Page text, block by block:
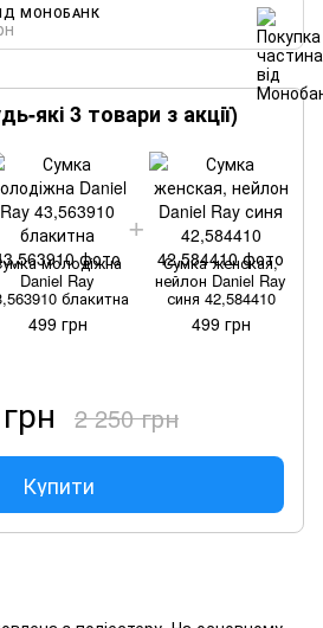
МОНОБАНК
які 3 товари з акції)
молодіжна
Daniel Ray
блакитна
499 грн
Сумка женская,
нейлон Daniel Ray
синя 42,584410
499 грн
2 250 грн
Купити